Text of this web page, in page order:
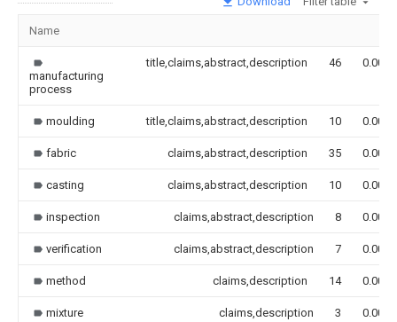
Name
manufacturing
process
title,claims,abstract,description 46 0.000
moulding title,claims,abstract,description 10 0.000
fabric claims,abstract,description 35 0.000
casting claims,abstract,description 10 0.000
inspection claims,abstract,description 8 0.000
verification claims,abstract,description 7 0.000
method claims,description 14 0.000
mixture claims,description 3 0.000